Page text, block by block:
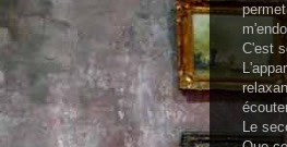
C'est
Le